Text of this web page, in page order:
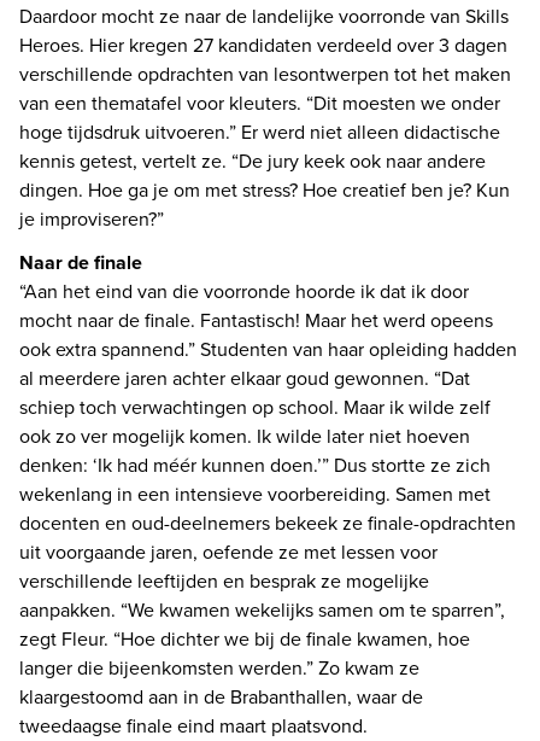
Daardoor mocht ze naar de landelijke voorronde van Skills
Heroes. Hier kregen 27 kandidaten verdeeld over 3 dagen
verschillende opdrachten van lesontwerpen tot het maken
van een thematafel voor kleuters. “Dit moesten we onder
hoge tijdsdruk uitvoeren.” Er werd niet alleen didactische
kennis getest, vertelt ze. “De jury keek ook naar andere
dingen. Hoe ga je om met stress? Hoe creatief ben je? Kun
je improviseren?”
Naar de finale
“Aan het eind van die voorronde hoorde ik dat ik door
mocht naar de finale. Fantastisch! Maar het werd opeens
ook extra spannend.” Studenten van haar opleiding hadden
al meerdere jaren achter elkaar goud gewonnen. “Dat
schiep toch verwachtingen op school. Maar ik wilde zelf
ook zo ver mogelijk komen. Ik wilde later niet hoeven
denken: ‘Ik had méér kunnen doen.’” Dus stortte ze zich
wekenlang in een intensieve voorbereiding. Samen met
docenten en oud-deelnemers bekeek ze finale-opdrachten
uit voorgaande jaren, oefende ze met lessen voor
verschillende leeftijden en besprak ze mogelijke
aanpakken. “We kwamen wekelijks samen om te sparren”,
zegt Fleur. “Hoe dichter we bij de finale kwamen, hoe
langer die bijeenkomsten werden.” Zo kwam ze
klaargestoomd aan in de Brabanthallen, waar de
tweedaagse finale eind maart plaatsvond.